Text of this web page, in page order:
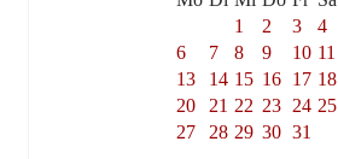
1
2 3 4
6
7 8 9 10 11
13
14 15 16 17 18
20
21 22 23 24 25
27
28 29 30 31